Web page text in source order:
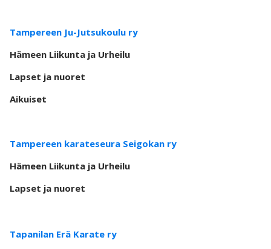
Tampereen Ju-Jutsukoulu ry
Hämeen Liikunta ja Urheilu
Lapset ja nuoret
Aikuiset
Tampereen karateseura Seigokan ry
Hämeen Liikunta ja Urheilu
Lapset ja nuoret
Tapanilan Erä Karate ry